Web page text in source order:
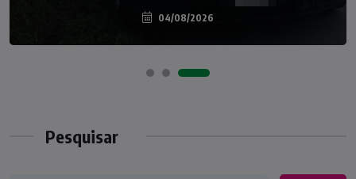
04/08/2026
07/08/2026
Pesquisar